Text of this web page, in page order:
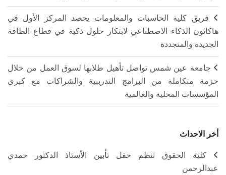
فريق كلية الحاسبات والمعلومات يحصد المركز الأول في
هاكاثون الذكاء الاصطناعي لابتكار حلول ذكية في قطاع الطاقة
الجديدة والمتجددة
جامعة عين شمس تواصل تأهيل طلابها لسوق العمل من خلال
حزمة متكاملة من البرامج التدريبية والشراكات مع كبرى
المؤسسات المحلية والعالمية
أخر الاحداث
كلية الحقوق تنظم حفل تأبين الأستاذ الدكتور حمدي
عبدالرحمن